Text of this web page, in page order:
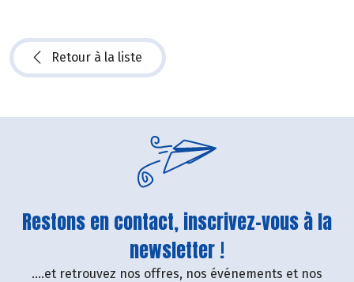
Retour à la liste
Restons en contact, inscrivez-vous à la
newsletter !
....et retrouvez nos offres, nos événements et nos